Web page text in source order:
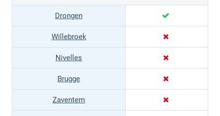
Drongen
Willebroek
Nivelles
Brugge
Zaventem